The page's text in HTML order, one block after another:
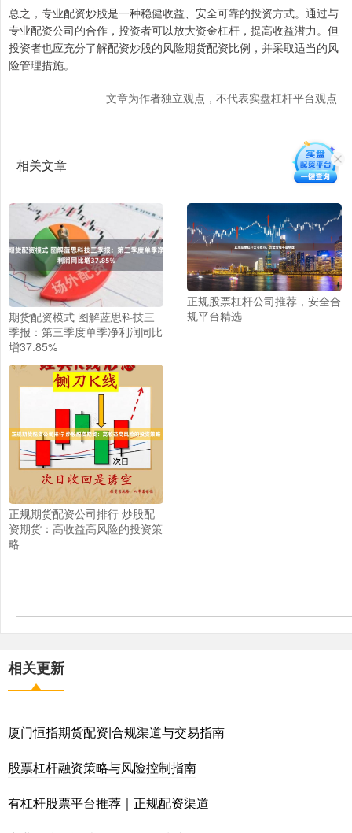
总之，专业配资炒股是一种稳健收益、安全可靠的投资方式。通过与
专业配资公司的合作，投资者可以放大资金杠杆，提高收益潜力。但
投资者也应充分了解配资炒股的风险期货配资比例，并采取适当的风
险管理措施。
文章为作者独立观点，不代表实盘杠杆平台观点
相关文章
期货配资模式 图解蓝思科技三
季报：第三季度单季净利润同比
增37.85%
正规股票杠杆公司推荐，安全合
规平台精选
正规期货配资公司排行 炒股配
资期货：高收益高风险的投资策
略
相关更新
厦门恒指期货配资|合规渠道与交易指南
股票杠杆融资策略与风险控制指南
有杠杆股票平台推荐｜正规配资渠道